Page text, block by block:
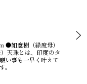
如意樹（緑度母）
天珠とは、印度のタ
い事も一早く叶えて
。